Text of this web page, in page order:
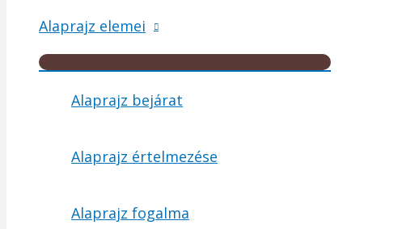
Alaprajz elemei
Menu
Alaprajz bejárat
Alaprajz értelmezése
Alaprajz fogalma